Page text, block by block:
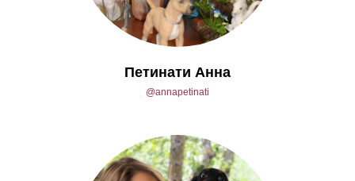
Петинати Анна
@annapetin ati